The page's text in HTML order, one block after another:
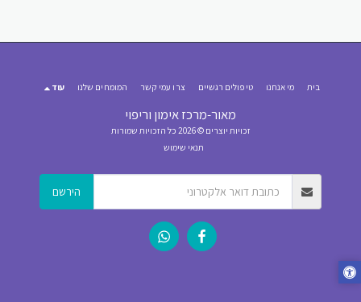
מאור-מרכז אימון וריפוי
זכויות יוצרים © 2026 כל הזכויות שמורות
תנאי שימוש
בית מי אנחנו טיפולים רגשיים צרו עמי קשר המומחים שלנו עוד
הירשם